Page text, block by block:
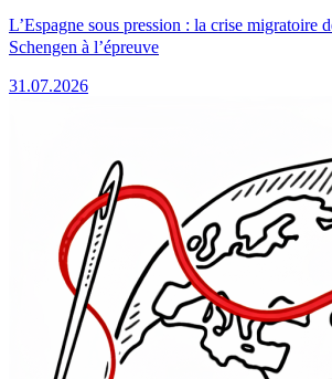
L’Espagne sous pression : la crise migratoire
Schengen à l’épreuve
31.07.2026